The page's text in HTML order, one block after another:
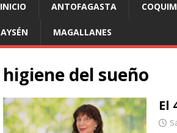
INICIO ANTOFAGASTA
AYSÉN MAGALLANES
higiene del sueño
El